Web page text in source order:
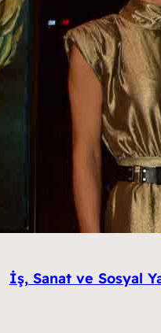
İş, Sanat ve Sosyal